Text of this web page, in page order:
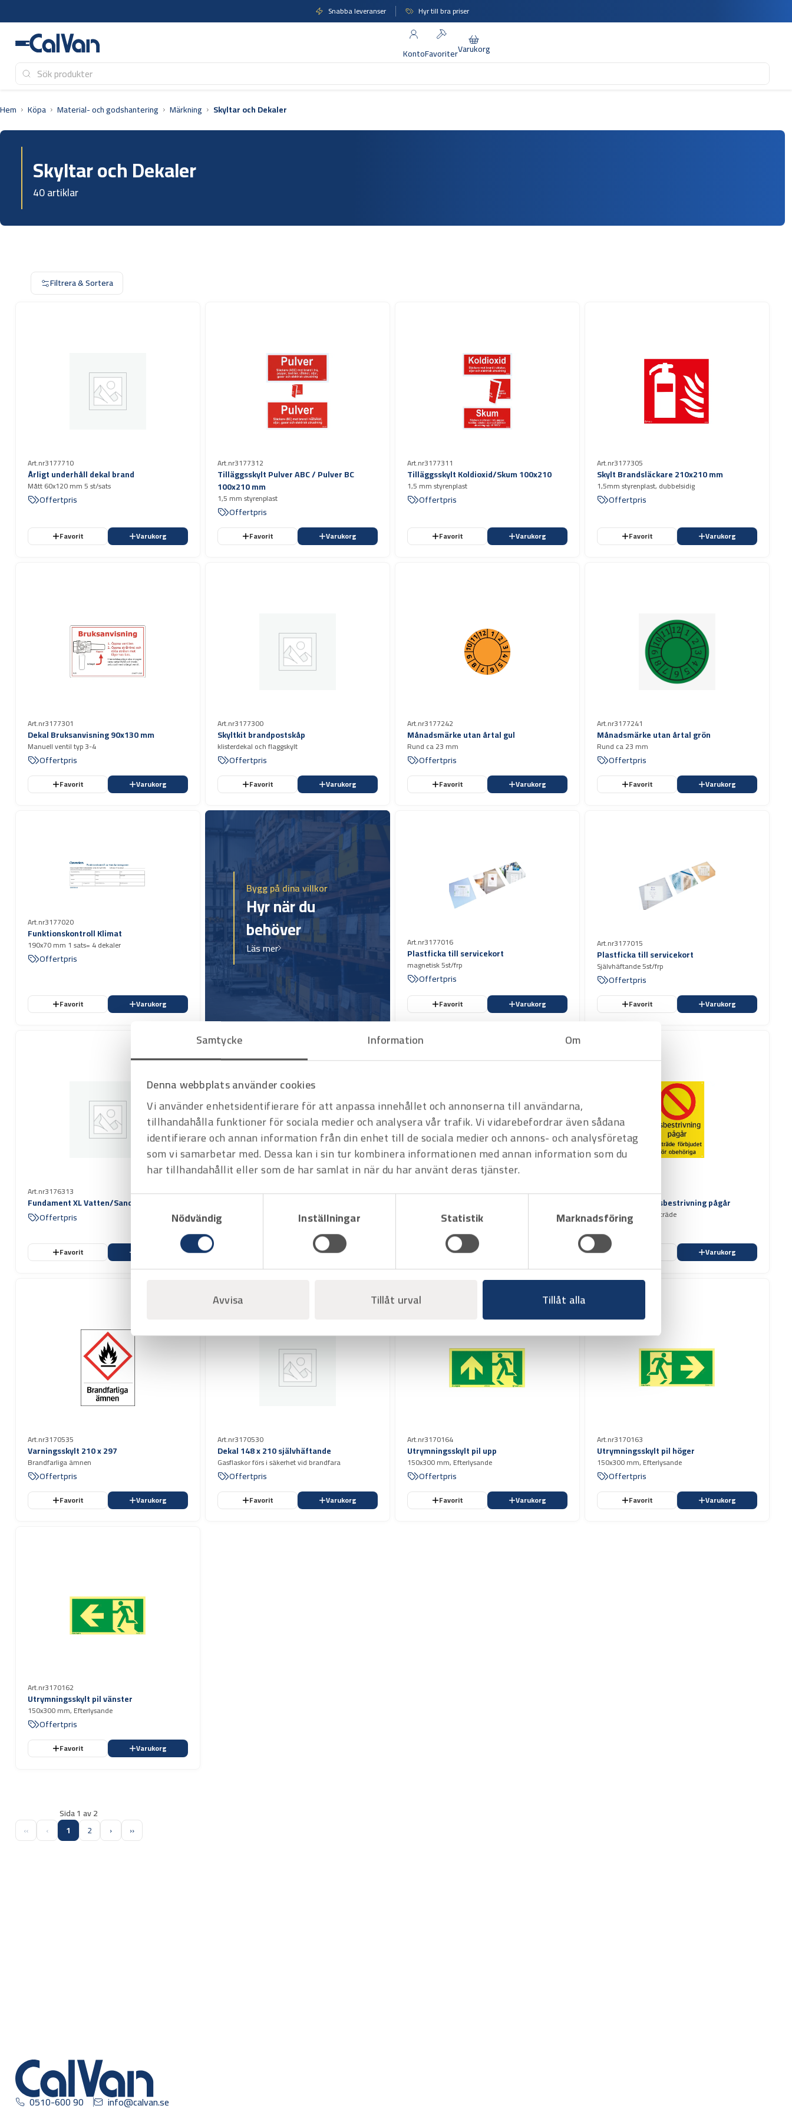
Samtycke Information Om
Denna webbplats använder cookies
Vi använder enhetsidentifierare för att anpassa innehållet och annonserna till användarna,
tillhandahålla funktioner för sociala medier och analysera vår trafik. Vi vidarebefordrar även sådana
identifierare och annan information från din enhet till de sociala medier och annons- och analysföretag
som vi samarbetar med. Dessa kan i sin tur kombinera informationen med annan information som du
har tillhandahållit eller som de har samlat in när du har använt deras tjänster.
Samtyckesval
Nödvändig
Inställningar Statistik Marknadsföring
Avvisa Tillåt urval Tillåt alla
till
Snabba leveranser Hyr till bra priser
KontoFavoriterVarukorg
Hem Köpa Material- och godshantering Märkning Skyltar och Dekaler
Skyltar och Dekaler
40 artiklar
Filtrera & Sortera
Art.nr3177710
Årligt underhåll dekal brand
Mått 60x120 mm 5 st/sats
Offertpris
Favorit Varukorg
Art.nr3177312
Tilläggsskylt Pulver ABC / Pulver BC
100x210 mm
1,5 mm styrenplast
Offertpris
Favorit Varukorg
Art.nr3177311
Tilläggsskylt Koldioxid/Skum 100x210
1,5 mm styrenplast
Offertpris
Favorit Varukorg
Art.nr3177305
Skylt Brandsläckare 210x210 mm
1,5mm styrenplast, dubbelsidig
Offertpris
Favorit Varukorg
Art.nr3177301
Dekal Bruksanvisning 90x130 mm
Manuell ventil typ 3-4
Offertpris
Favorit Varukorg
Art.nr3177300
Skyltkit brandpostskåp
klisterdekal och flaggskylt
Offertpris
Favorit Varukorg
Art.nr3177242
Månadsmärke utan årtal gul
Rund ca 23 mm
Offertpris
Favorit Varukorg
Art.nr3177241
Månadsmärke utan årtal grön
Rund ca 23 mm
Offertpris
Favorit Varukorg
Art.nr3177020
Funktionskontroll Klimat
190x70 mm 1 sats= 4 dekaler
Offertpris
Favorit Varukorg
Bygg på dina villkor
Hyr när du
behöver
Läs mer Art.nr3177016
Plastficka till servicekort
magnetisk 5st/frp
Offertpris
Favorit Varukorg
Art.nr3177015
Plastficka till servicekort
Självhäftande 5st/frp
Offertpris
Favorit Varukorg
Art.nr3176313
Fundament XL Vatten/Sand 50kg
Offertpris
Favorit
Art.nr3171091
L=33m
Varukorg
Art.nr3171090
L=66m rulle B=50mm
Favorit
Art.nr3171015
Förbudsskylt - Asbestrivning pågår
Obehöriga äga ej tillträde
Offertpris
Varukorg
Art.nr3170535
Varningsskylt 210 x 297
Brandfarliga ämnen
Offertpris
Favorit Varukorg
Art.nr3170530
Dekal 148 x 210 självhäftande
Gasflaskor förs i säkerhet vid brandfara
Offertpris
Favorit Varukorg
Art.nr3170164
Utrymningsskylt pil upp
150x300 mm, Efterlysande
Offertpris
Favorit Varukorg
Art.nr3170163
Utrymningsskylt pil höger
150x300 mm, Efterlysande
Offertpris
Favorit Varukorg
Art.nr3170162
Utrymningsskylt pil vänster
150x300 mm, Efterlysande
Offertpris
Favorit Varukorg
Sida 1 av 2
‹‹
‹ 1 2 › ››
0510-600 90
info@calvan.se